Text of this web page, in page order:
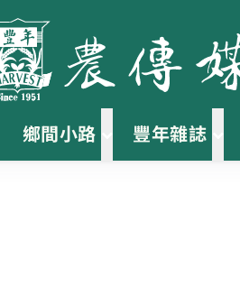
鄉間小路 豐年雜誌